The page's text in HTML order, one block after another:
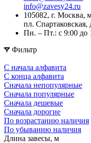
info@zavesy24.ru
105082, г. Москва,
пл.
Пн. – Пт.: с 9:00 до
Фильтр
С начала алфавита
С конца алфавита
Сначала непопулярные
Сначала популярные
Сначала дешевые
Сначала дорогие
По возрастанию наличия
По убыванию наличия
Длина завесы, м